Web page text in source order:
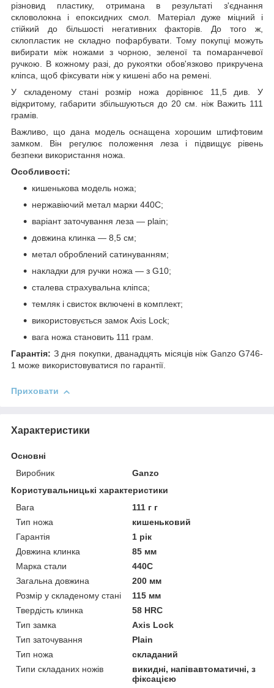
різновид пластику, отримана в результаті з'єднання
скловолокна і епоксидних смол. Матеріал дуже міцний і
стійкий до більшості негативних факторів. До того ж,
склопластик не складно пофарбувати. Тому покупці можуть
вибирати між ножами з чорною, зеленої та помаранчевої
ручкою. В кожному разі, до рукоятки обов'язково прикручена
кліпса, щоб фіксувати ніж у кишені або на ремені.
У складеному стані розмір ножа дорівнює 11,5 див. У
відкритому, габарити збільшуються до 20 см. ніж Важить 111
грамів.
Важливо, що дана модель оснащена хорошим штифтовим
замком. Він регулює положення леза і підвищує рівень
безпеки використання ножа.
Особливості:
кишенькова модель ножа;
нержавіючий метал марки 440С;
варіант заточування леза — plain;
довжина клинка — 8,5 см;
метал оброблений сатинуванням;
накладки для ручки ножа — з G10;
сталева страхувальна кліпса;
темляк і свисток включені в комплект;
використовується замок Axis Lock;
вага ножа становить 111 грам.
Гарантія: З дня покупки, дванадцять місяців ніж Ganzo G746-
1 може використовуватися по гарантії.
Приховати
Характеристики
Основні
Виробник
Ganzo
Користувальницькі характеристики
Вага
111 г г
Тип ножа
кишеньковий
Гарантія
1 рік
Довжина клинка
85 мм
Марка стали
440C
Загальна довжина
200 мм
Розмір у складеному стані
115 мм
Твердість клинка
58 HRC
Тип замка
Axis Lock
Тип заточування
Plain
Тип ножа
складаний
Типи складаних ножів
викидні, напівавтоматичні, з
фіксацією